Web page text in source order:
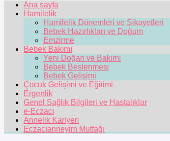
Ana sayfa
Hamilelik
Hamilelik Dönemleri ve Şikayetleri
Bebek Hazırlıkları ve Doğum
Emzirme
Bebek Bakımı
Yeni Doğan ve Bakımı
Bebek Beslenmesi
Bebek Gelişimi
Çocuk Gelişimi ve Eğitimi
Ergenlik
Genel Sağlık Bilgileri ve Hastalıklar
e-Eczacı
Annelik Kariyeri
Eczacıanneyim Mutfağı